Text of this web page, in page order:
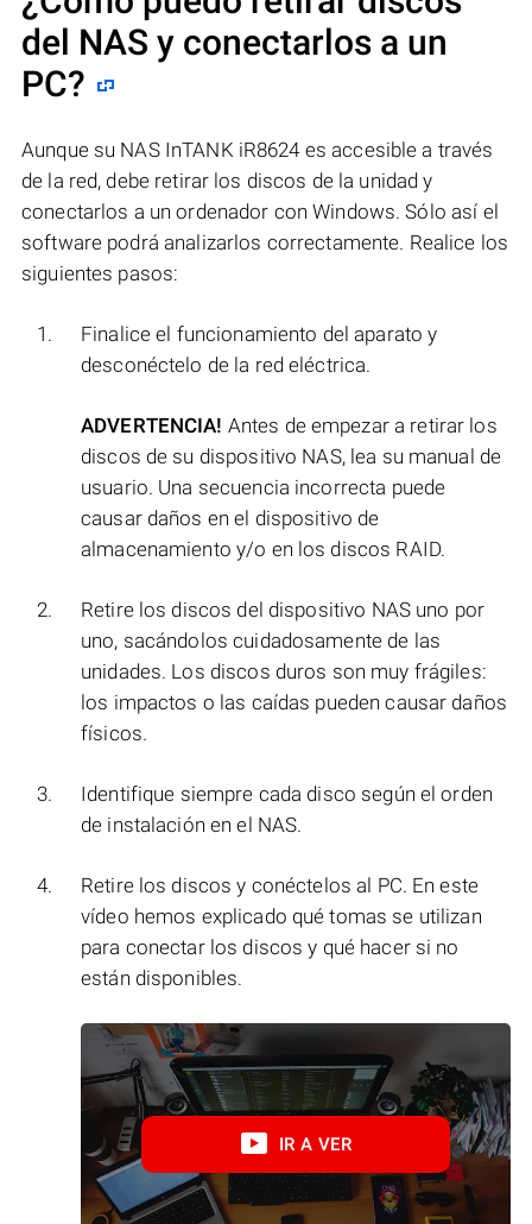
del NAS y conectarlos a un
PC?
Aunque su NAS InTANK iR8624 es accesible a través
de la red, debe retirar los discos de la unidad y
conectarlos a un ordenador con Windows. Sólo así el
software podrá analizarlos correctamente. Realice los
siguientes pasos:
Finalice el funcionamiento del aparato y
desconéctelo de la red eléctrica.
ADVERTENCIA! Antes de empezar a retirar los
discos de su dispositivo NAS, lea su manual de
usuario. Una secuencia incorrecta puede
causar daños en el dispositivo de
almacenamiento y/o en los discos RAID.
Retire los discos del dispositivo NAS uno por
uno, sacándolos cuidadosamente de las
unidades. Los discos duros son muy frágiles:
los impactos o las caídas pueden causar daños
físicos.
Identifique siempre cada disco según el orden
de instalación en el NAS.
Retire los discos y conéctelos al PC. En este
vídeo hemos explicado qué tomas se utilizan
para conectar los discos y qué hacer si no
están disponibles.
IR A VER